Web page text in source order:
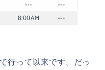
行って以来です。だっ